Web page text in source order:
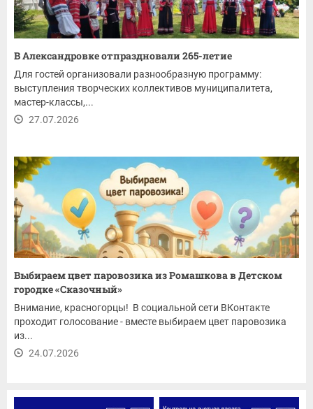
В Александровке отпраздновали 265-летие
Для гостей организовали разнообразную программу:
выступления творческих коллективов муниципалитета,
мастер-классы,...
27.07.2026
Выбираем цвет паровозика из Ромашкова в Детском
городке «Сказочный»
Внимание, красногорцы! В социальной сети ВКонтакте
проходит голосование - вместе выбираем цвет паровозика
из...
24.07.2026